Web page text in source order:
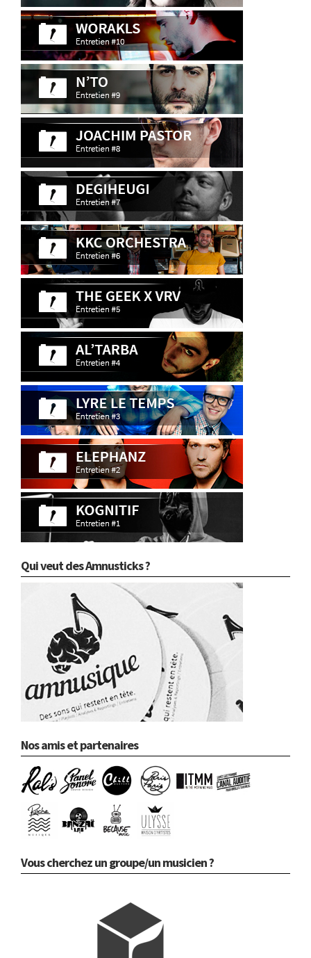
Qui veut des Amnusticks ?
Nos amis et partenaires
Vous cherchez un groupe/un musicien ?